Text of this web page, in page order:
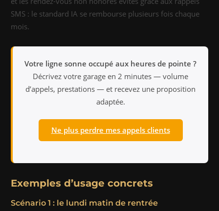
SMS : le standard IA se rembourse plusieurs fois chaque
mois.
Votre ligne sonne occupé aux heures de pointe ?
Décrivez votre garage en 2 minutes — volume
d’appels, prestations — et recevez une proposition
adaptée.
Ne plus perdre mes appels clients
Exemples d’usage concrets
Scénario 1 : le lundi matin de rentrée